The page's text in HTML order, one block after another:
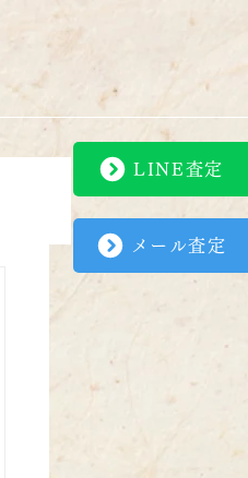
LINE査定
メール査定